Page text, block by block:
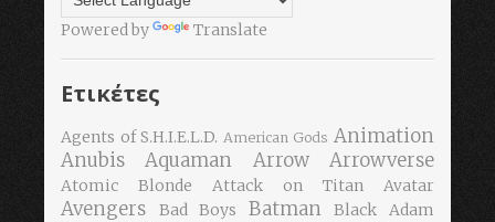
Powered by Translate
Ετικέτες
Agents of S.H.I.E.L.D. American Gods Animation
Anubis
Aquaman Arrow Arrowverse
Atomic Blonde Attack on Titan Avatar
Avengers Bad Boys Batman
Black Adam